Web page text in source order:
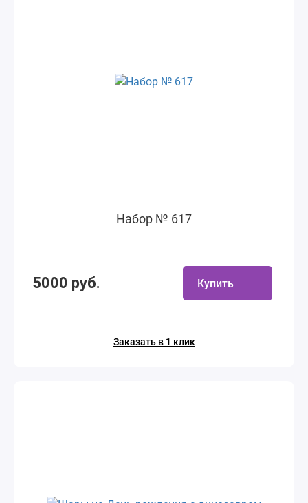
Набор № 617
5000 руб. Купить
Заказать в 1 клик